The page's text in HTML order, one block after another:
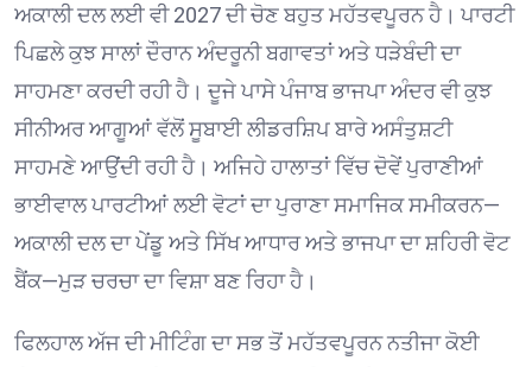
ਅਕਾਲੀ ਦਲ ਲਈ ਵੀ 2027 ਦੀ ਚੋਣ ਬਹੁਤ ਮਹੱਤਵਪੂਰਨ ਹੈ। ਪਾਰਟੀ
ਪਿਛਲੇ ਕੁਝ ਸਾਲਾਂ ਦੌਰਾਨ ਅੰਦਰੂਨੀ ਬਗਾਵਤਾਂ ਅਤੇ ਧੜੇਬੰਦੀ ਦਾ
ਸਾਹਮਣਾ ਕਰਦੀ ਰਹੀ ਹੈ। ਦੂਜੇ ਪਾਸੇ ਪੰਜਾਬ ਭਾਜਪਾ ਅੰਦਰ ਵੀ ਕੁਝ
ਸੀਨੀਅਰ ਆਗੂਆਂ ਵੱਲੋਂ ਸੂਬਾਈ ਲੀਡਰਸ਼ਿਪ ਬਾਰੇ ਅਸੰਤੁਸ਼ਟੀ
ਸਾਹਮਣੇ ਆਉਂਦੀ ਰਹੀ ਹੈ। ਅਜਿਹੇ ਹਾਲਾਤਾਂ ਵਿੱਚ ਦੋਵੇਂ ਪੁਰਾਣੀਆਂ
ਭਾਈਵਾਲ ਪਾਰਟੀਆਂ ਲਈ ਵੋਟਾਂ ਦਾ ਪੁਰਾਣਾ ਸਮਾਜਿਕ ਸਮੀਕਰਨ—
ਅਕਾਲੀ ਦਲ ਦਾ ਪੇਂਡੂ ਅਤੇ ਸਿੱਖ ਆਧਾਰ ਅਤੇ ਭਾਜਪਾ ਦਾ ਸ਼ਹਿਰੀ ਵੋਟ
ਬੈਂਕ—ਮੁੜ ਚਰਚਾ ਦਾ ਵਿਸ਼ਾ ਬਣ ਰਿਹਾ ਹੈ।
ਫਿਲਹਾਲ ਅੱਜ ਦੀ ਮੀਟਿੰਗ ਦਾ ਸਭ ਤੋਂ ਮਹੱਤਵਪੂਰਨ ਨਤੀਜਾ ਕੋਈ